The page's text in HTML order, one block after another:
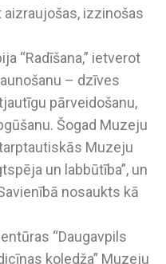
izzinošas
“Radīšana,” ietverot
– dzīves
pārveidošanu,
Šogad Muzeju
Muzeju
un labbūtība”, un
nosaukts kā
“Daugavpils
koledža” Muzeju